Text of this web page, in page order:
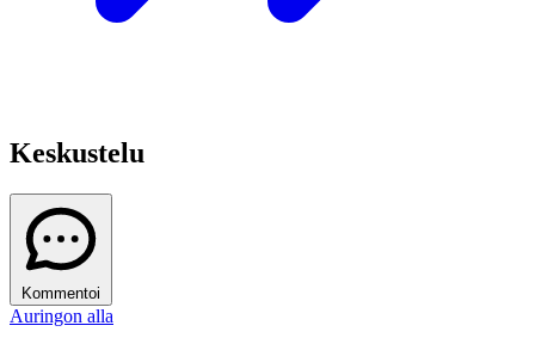
Keskustelu
Kommentoi
Auringon alla